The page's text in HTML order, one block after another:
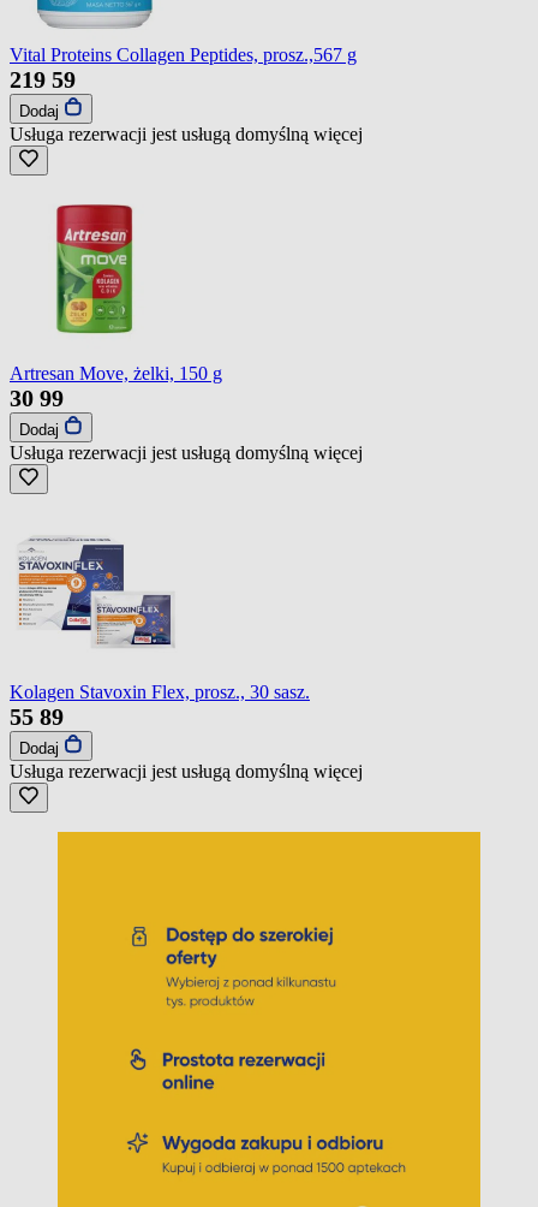
Vital Proteins Collagen Peptides, prosz.,567 g
219 59
Dodaj
Usługa rezerwacji jest usługą domyślną więcej
Artresan Move, żelki, 150 g
30 99
Dodaj
Usługa rezerwacji jest usługą domyślną więcej
Kolagen Stavoxin Flex, prosz., 30 sasz.
55 89
Dodaj
Usługa rezerwacji jest usługą domyślną więcej